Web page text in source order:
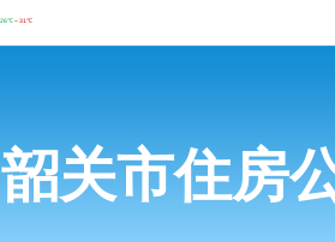
韶关市住房